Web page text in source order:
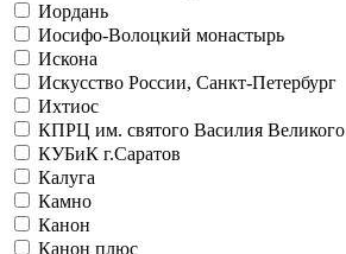
Иордань
Иосифо-Волоцкий монастырь
Искона
Искусство России, Санкт-Петербург
Ихтиос
КПРЦ им. святого Василия Великого
КУБиК г.Саратов
Калуга
Камно
Канон
Канон плюс